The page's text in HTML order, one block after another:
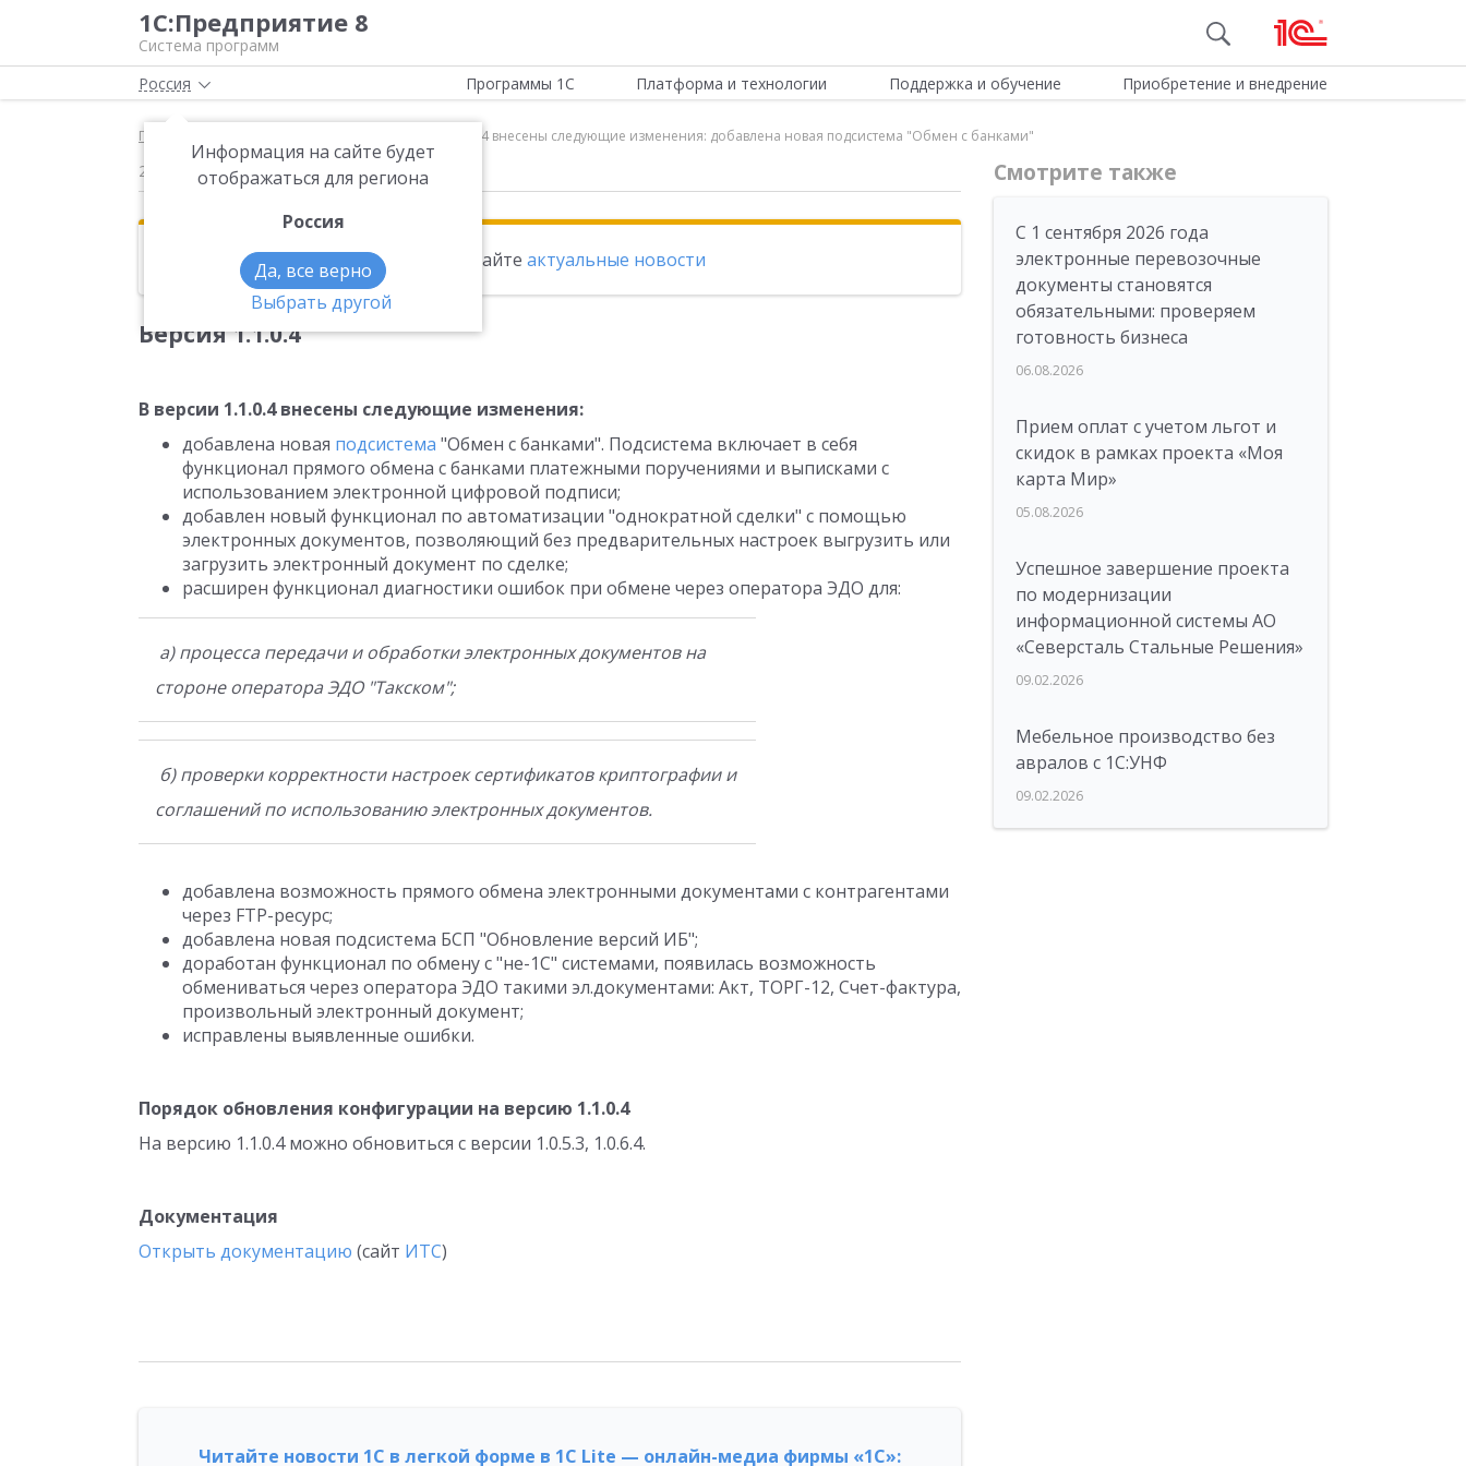
1С:Предприятие 8
Система программ
Россия
Информация на сайте будет
отображаться для региона
Россия
Да, все верно
Выбрать другой
Программы 1С Платформа и технологии Поддержка и обучение Приобретение и внедрение
Главная Версия 1.1.0.4 В версии 1.1.0.4 внесены следующие изменения: добавлена новая подсистема "Обмен с банками"
26.09.2012
Эта новость находится в архиве. Читайте актуальные новости
Версия 1.1.0.4
В версии 1.1.0.4 внесены следующие изменения:
добавлена новая подсистема "Обмен с банками". Подсистема включает в себя
функционал прямого обмена с банками платежными поручениями и выписками с
использованием электронной цифровой подписи;
добавлен новый функционал по автоматизации "однократной сделки" с помощью
электронных документов, позволяющий без предварительных настроек выгрузить или
загрузить электронный документ по сделке;
расширен функционал диагностики ошибок при обмене через оператора ЭДО для:
а) процесса передачи и обработки электронных документов на
стороне оператора ЭДО "Такском";
б) проверки корректности настроек сертификатов криптографии и
соглашений по использованию электронных документов.
добавлена возможность прямого обмена электронными документами с контрагентами
через FTP-ресурс;
добавлена новая подсистема БСП "Обновление версий ИБ";
доработан функционал по обмену с "не-1С" системами, появилась возможность
обмениваться через оператора ЭДО такими эл.документами: Акт, ТОРГ-12, Счет-фактура,
произвольный электронный документ;
исправлены выявленные ошибки.
Порядок обновления конфигурации на версию 1.1.0.4
На версию 1.1.0.4 можно обновиться с версии 1.0.5.3, 1.0.6.4.
Документация
Открыть документацию (сайт ИТС)
Читайте новости 1С в легкой форме в 1С Lite — онлайн-медиа фирмы «1С»:
Смотрите также
С 1 сентября 2026 года
электронные перевозочные
документы становятся
обязательными: проверяем
готовность бизнеса
06.08.2026
Прием оплат с учетом льгот и
скидок в рамках проекта «Моя
карта Мир»
05.08.2026
Успешное завершение проекта
по модернизации
информационной системы АО
«Северсталь Стальные Решения»
09.02.2026
Мебельное производство без
авралов с 1С:УНФ
09.02.2026